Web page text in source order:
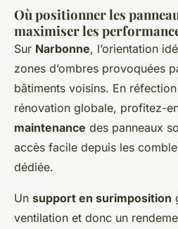
Où positionner les
maximiser les
Sur Narbonne, l’orientation
zones d’ombres provoquées
bâtiments voisins. En réfection
rénovation globale, profitez-
maintenance des panneaux
accès facile depuis les
dédiée.
Un support en surimposition
ventilation et donc un